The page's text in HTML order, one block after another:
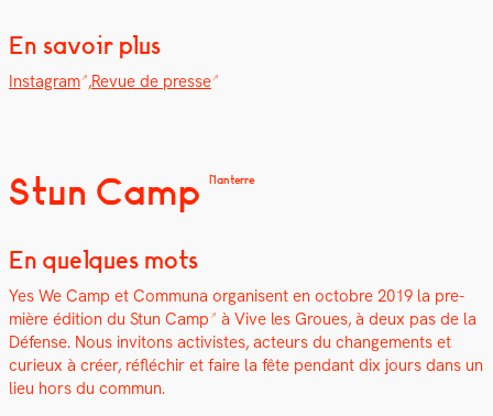
En savoir plus
Insta­gram ,Revue de presse
Stun Camp Nanterre
En quelques mots
Yes We Camp et Com­mu­na organ­isent en octo­bre 2019 la pre­
mière édi­tion du Stun Camp à Vive les Groues, à deux pas de la
Défense. Nous invi­tons activistes, acteurs du change­ments et
curieux à créer, réfléchir et faire la fête pen­dant dix jours dans un
lieu hors du com­mun.